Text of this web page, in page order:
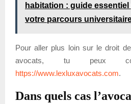
habitation : guide
votre parcours
Pour aller plus loin sur le droit
avocats, tu peux
https://www.lexluxavocats.com.
Dans quels cas